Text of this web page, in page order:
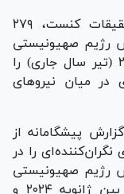
گزارش جدید مرکز تحقیقات کنست، ۲۷۹
رژیم صهیونیستی
از ژانویه ۲۰۲۴ (دی ۱۴۰۲) تا جولای ۲۰۲۵ (تیر سال جاری) را
در میان نیرو‌های
پیشگامانه از
را در
رژیم صهیونیستی
(IDF) آشکار می‌کند؛ طبق این بررسی، بین ژانویه ۲۰۲۴ و